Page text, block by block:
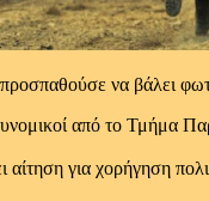
να βάλει
από το Τμήμα
για χορήγηση